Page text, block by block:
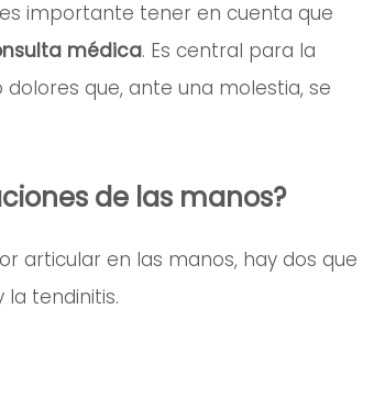
importante tener en cuenta que
médica. Es central para la
que, ante una molestia, se
de las manos?
articular en las manos, hay dos que
tendinitis.